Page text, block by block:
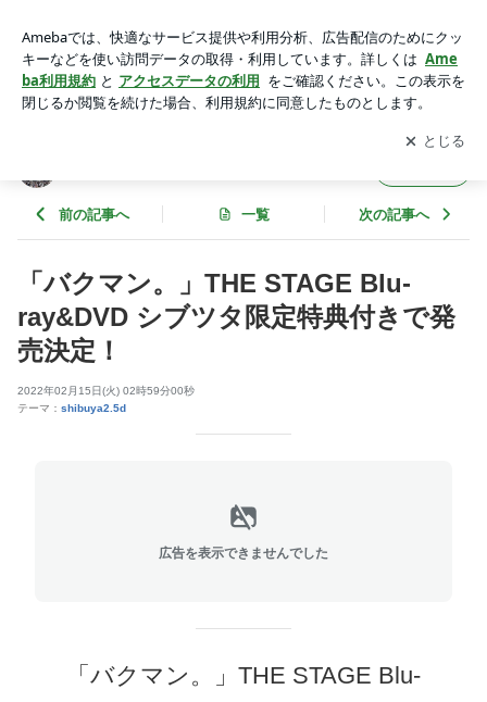
付きで発売決定！ | SHIBUYA TSUTAYA Information
アプリをダウンロードして ブログの更新通知
を受け取りまし
ょう。
開く
前の記事へ 一覧 次の記事へ
「バクマン。」THE STAGE Blu-
ray&DVD シブツタ限定特典付きで発
売決定！
2022年02月15日(火) 02時59分00秒
テーマ： shibuya2.5d
広告を表示できませんでした
「バクマン。」THE STAGE Blu-